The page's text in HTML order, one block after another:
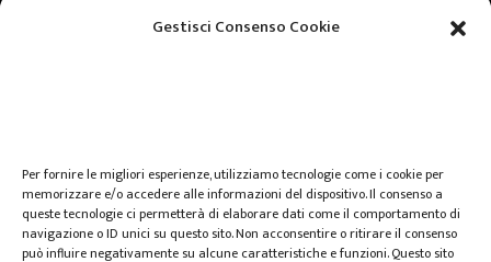
Gestisci Consenso Cookie
Per fornire le migliori esperienze, utilizziamo tecnologie come i cookie per
memorizzare e/o accedere alle informazioni del dispositivo. Il consenso a
queste tecnologie ci permetterà di elaborare dati come il comportamento di
navigazione o ID unici su questo sito. Non acconsentire o ritirare il consenso
può influire negativamente su alcune caratteristiche e funzioni. Questo sito